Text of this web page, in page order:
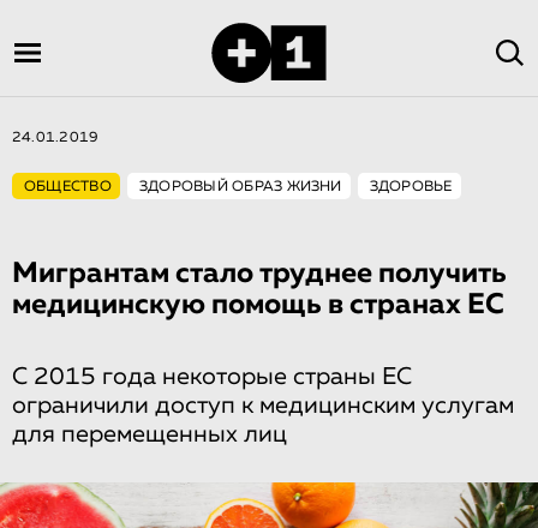
24.01.2019
ОБЩЕСТВО ЗДОРОВЫЙ ОБРАЗ ЖИЗНИ ЗДОРОВЬЕ
Мигрантам стало труднее получить
медицинскую помощь в странах ЕС
С 2015 года некоторые страны ЕС
ограничили доступ к медицинским услугам
для перемещенных лиц